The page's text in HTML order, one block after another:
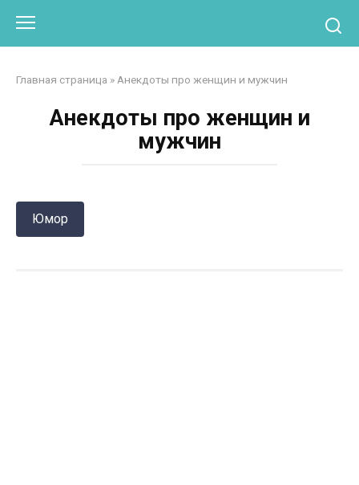
контенту
Главная страница » Анекдоты про женщин и мужчин
Анекдоты про женщин и
мужчин
Юмор